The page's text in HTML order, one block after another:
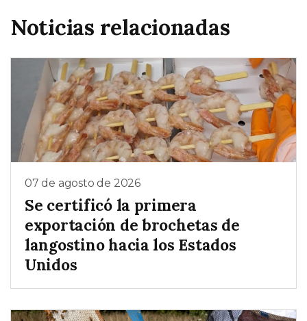
Noticias relacionadas
07 de agosto de 2026
Se certificó la primera
exportación de brochetas de
langostino hacia los Estados
Unidos